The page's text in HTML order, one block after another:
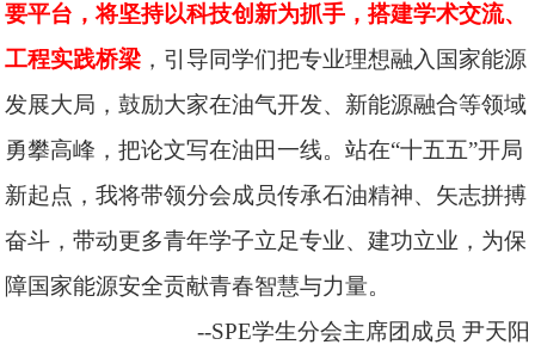
要平台，将坚持以科技创新为抓手，搭建学术交流、
工程实践桥梁 ，引导同学们把专业理想融入国家能源
发展大局，鼓励大家在油气开发、新能源融合等领域
勇攀高峰，把论文写在油田一线。站在“十五五”开局
新起点，我将带领分会成员传承石油精神、矢志拼搏
奋斗，带动更多青年学子立足专业、建功立业，为保
障国家能源安全贡献青春智慧与力量。
--SPE学生分会主席团成员 尹天阳